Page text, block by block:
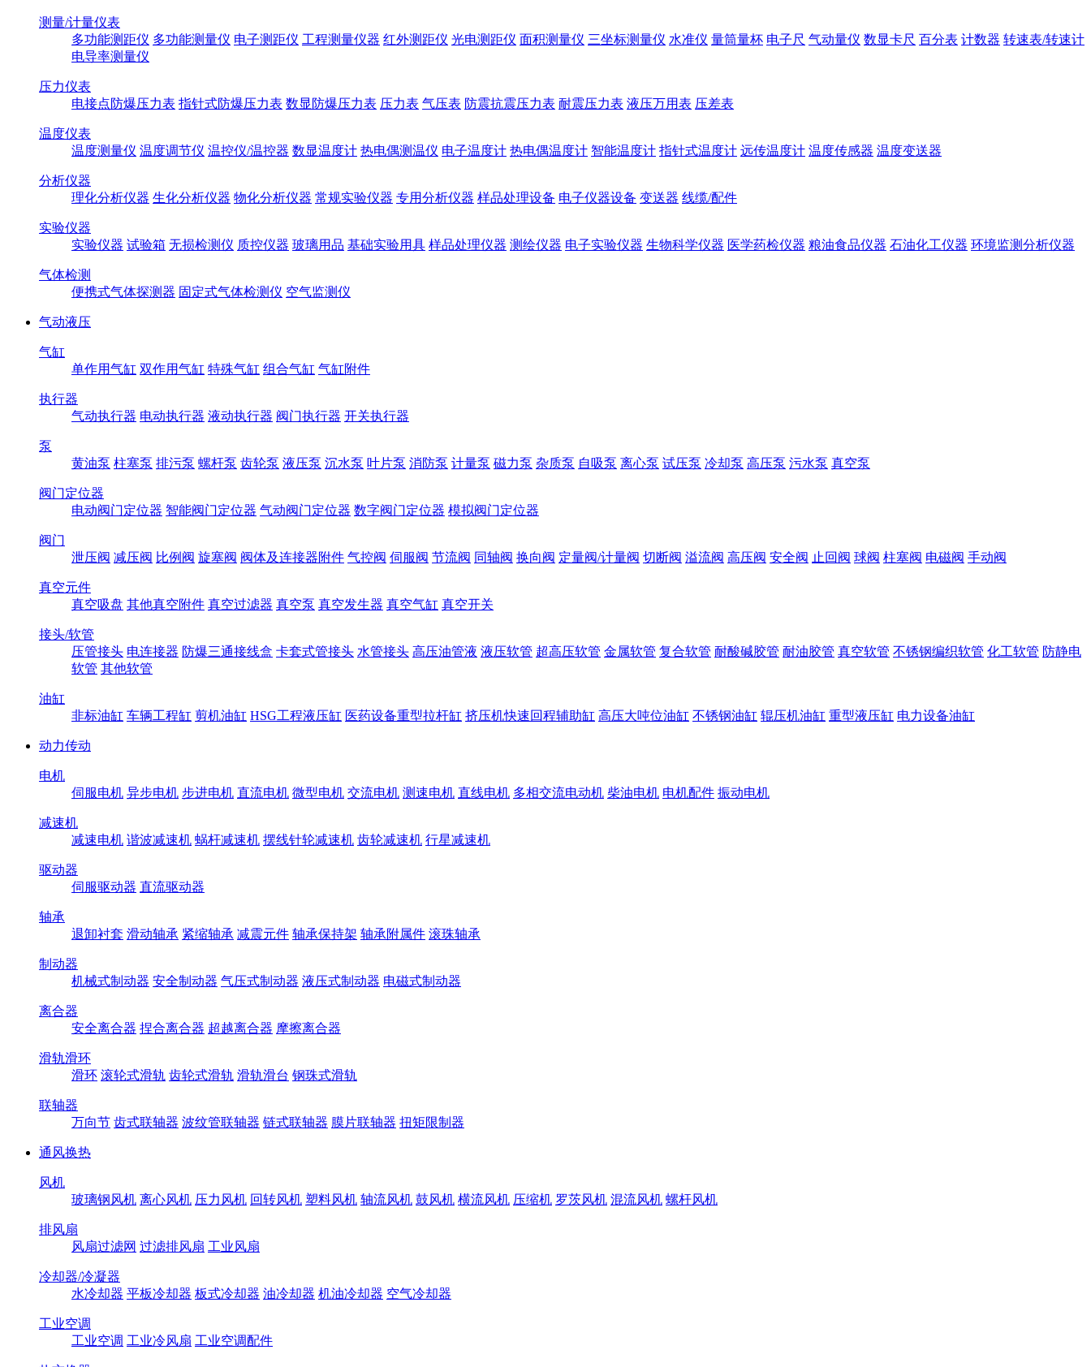
测量/计量仪表
多功能测距仪 多功能测量仪 电子测距仪 工程测量仪器 红外测距仪 光电测距仪 面积测量仪 三坐标测量仪 水准仪 量筒量杯 电子尺 气动量仪 数显卡尺 百分表 计数器 转速表/转速计
电导率测量仪
压力仪表
电接点防爆压力表 指针式防爆压力表 数显防爆压力表 压力表 气压表 防震抗震压力表 耐震压力表 液压万用表 压差表
温度仪表
温度测量仪 温度调节仪 温控仪/温控器 数显温度计 热电偶测温仪 电子温度计 热电偶温度计 智能温度计 指针式温度计 远传温度计 温度传感器 温度变送器
分析仪器
理化分析仪器 生化分析仪器 物化分析仪器 常规实验仪器 专用分析仪器 样品处理设备 电子仪器设备 变送器 线缆/配件
实验仪器
实验仪器 试验箱 无损检测仪 质控仪器 玻璃用品 基础实验用具 样品处理仪器 测绘仪器 电子实验仪器 生物科学仪器 医学药检仪器 粮油食品仪器 石油化工仪器 环境监测分析仪器
气体检测
便携式气体探测器 固定式气体检测仪 空气监测仪
气动液压
气缸
单作用气缸 双作用气缸 特殊气缸 组合气缸 气缸附件
执行器
气动执行器 电动执行器 液动执行器 阀门执行器 开关执行器
泵
黄油泵 柱塞泵 排污泵 螺杆泵 齿轮泵 液压泵 沉水泵 叶片泵 消防泵 计量泵 磁力泵 杂质泵 自吸泵 离心泵 试压泵 冷却泵 高压泵 污水泵 真空泵
阀门定位器
电动阀门定位器 智能阀门定位器 气动阀门定位器 数字阀门定位器 模拟阀门定位器
阀门
泄压阀 减压阀 比例阀 旋塞阀 阀体及连接器附件 气控阀 伺服阀 节流阀 同轴阀 换向阀 定量阀/计量阀 切断阀 溢流阀 高压阀 安全阀 止回阀 球阀 柱塞阀 电磁阀 手动阀
真空元件
真空吸盘 其他真空附件 真空过滤器 真空泵 真空发生器 真空气缸 真空开关
接头/软管
压管接头 电连接器 防爆三通接线盒 卡套式管接头 水管接头 高压油管液 液压软管 超高压软管 金属软管 复合软管 耐酸碱胶管 耐油胶管 真空软管 不锈钢编织软管 化工软管 防静电
软管 其他软管
油缸
非标油缸 车辆工程缸 剪机油缸 HSG工程液压缸 医药设备重型拉杆缸 挤压机快速回程辅助缸 高压大吨位油缸 不锈钢油缸 辊压机油缸 重型液压缸 电力设备油缸
动力传动
电机
伺服电机 异步电机 步进电机 直流电机 微型电机 交流电机 测速电机 直线电机 多相交流电动机 柴油电机 电机配件 振动电机
减速机
减速电机 谐波减速机 蜗杆减速机 摆线针轮减速机 齿轮减速机 行星减速机
驱动器
伺服驱动器 直流驱动器
轴承
退卸衬套 滑动轴承 紧缩轴承 减震元件 轴承保持架 轴承附属件 滚珠轴承
制动器
机械式制动器 安全制动器 气压式制动器 液压式制动器 电磁式制动器
离合器
安全离合器 捏合离合器 超越离合器 摩擦离合器
滑轨滑环
滑环 滚轮式滑轨 齿轮式滑轨 滑轨滑台 钢珠式滑轨
联轴器
万向节 齿式联轴器 波纹管联轴器 链式联轴器 膜片联轴器 扭矩限制器
通风换热
风机
玻璃钢风机 离心风机 压力风机 回转风机 塑料风机 轴流风机 鼓风机 横流风机 压缩机 罗茨风机 混流风机 螺杆风机
排风扇
风扇过滤网 过滤排风扇 工业风扇
冷却器/冷凝器
水冷却器 平板冷却器 板式冷却器 油冷却器 机油冷却器 空气冷却器
工业空调
工业空调 工业冷风扇 工业空调配件